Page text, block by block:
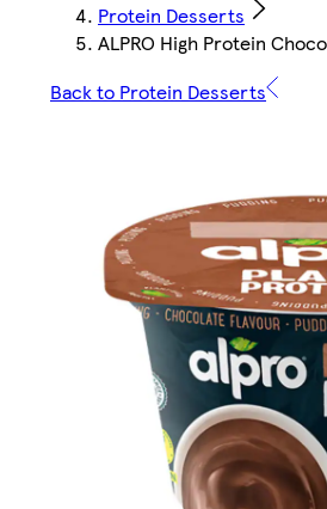
Protein Desserts
ALPRO High Protein
Back to Protein Desserts